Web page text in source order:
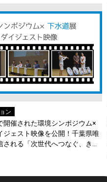
ン
開催された環境シンポジウム×
ジェスト映像を公開！千葉県唯
れる「次世代へつなぐ、きれ